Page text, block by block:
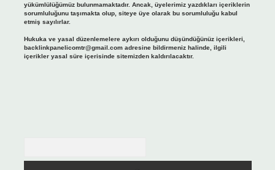
yükümlülüğümüz bulunmamaktadır. Ancak, üyelerimiz yazdıkları içeriklerin
sorumluluğunu taşımakta olup, siteye üye olarak bu sorumluluğu kabul
etmiş sayılırlar.
Hukuka ve yasal düzenlemelere aykırı olduğunu düşündüğünüz içerikleri,
backlinkpanelicomtr@gmail.comadresine bildirmeniz halinde, ilgili
içerikler yasal süre içerisinde sitemizden kaldırılacaktır.